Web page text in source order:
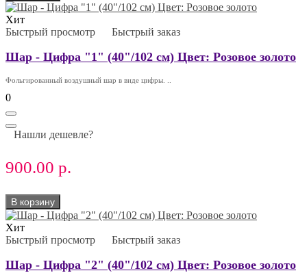
Хит
Быстрый просмотр
Быстрый заказ
Шар - Цифра "1" (40"/102 см) Цвет: Розовое золото
Фольгированный воздушный шар в виде цифры. ..
0
Нашли дешевле?
900.00 р.
В корзину
Хит
Быстрый просмотр
Быстрый заказ
Шар - Цифра "2" (40"/102 см) Цвет: Розовое золото